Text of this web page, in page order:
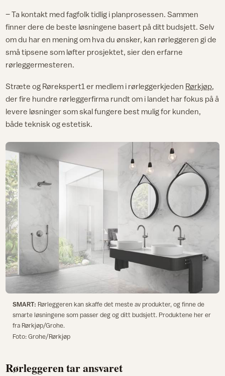
– Ta kontakt med fagfolk tidlig i planprosessen. Sammen
finner dere de beste løsningene basert på ditt budsjett. Selv
om du har en mening om hva du ønsker, kan rørleggeren gi de
små tipsene som løfter prosjektet, sier den erfarne
rørleggermesteren.
Stræte og Rørekspert1 er medlem i rørleggerkjeden Rørkjøp,
der fire hundre rørleggerfirma rundt om i landet har fokus på å
levere løsninger som skal fungere best mulig for kunden,
både teknisk og estetisk.
SMART: Rørleggeren kan skaffe det meste av produkter, og finne de
smarte løsningene som passer deg og ditt budsjett. Produktene her er
fra Rørkjøp/Grohe.
Foto: Grohe/Rørkjøp
Rørleggeren tar ansvaret